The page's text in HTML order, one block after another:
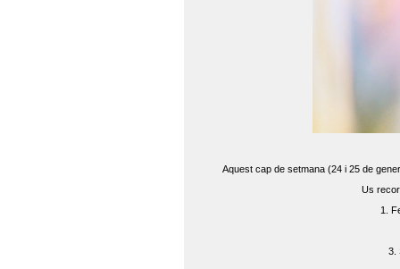
Aquest cap de setmana (24 i 25 de
Us
1.
3.